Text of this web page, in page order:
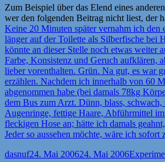
Zum Beispiel über das Elend eines
wer den folgenden Beitrag nicht liest, der
Keine 20 Minuten später vernahm ich den
länger auf der Toilette als Silberfische bei
könnte an dieser Stelle noch etwas weiter
Farbe, Konsistenz und Geruch aufklären,
lieber vorenthalten. Grün. Na gut, es war
erzählen. Nachdem ich innerhalb von 60
abgenommen habe (bei damals 78kg
dem Bus zum Arzt. Dünn, blass, schwach,
Augenringe, fettige Haare, Abführmittel
fleckigen Hose an; hätte ich damals
Jeder so aussehen möchte, wäre ich sofort
Autor
dasnufVeröffentlicht
24. Mai 200624. Mai 2006